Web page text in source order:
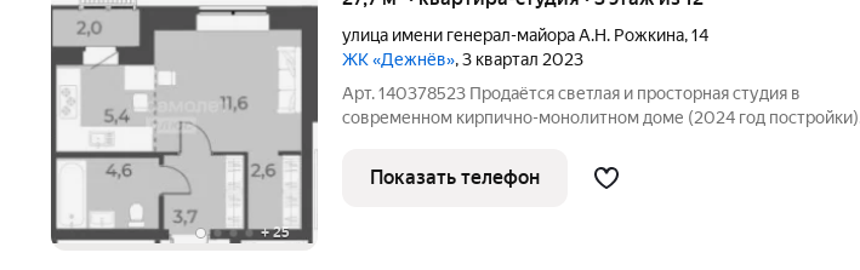
+25
улица имени генерал-майора А.Н. Рожкина,14
ЖК «Дежнёв», 3 квартал 2023
Арт. 140378523 Продаётся светлая и просторная студия в
современном кирпично-монолитном доме (2024 год постройки)
стоит увидеть: Состояние White Box вы получаете чистую, ровную
основу без
Показать телефон